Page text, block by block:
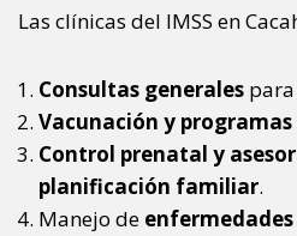
Las clínicas del IMSS en
Consultas generales
Vacunación y
Control prenatal y
planificación familiar.
Manejo de